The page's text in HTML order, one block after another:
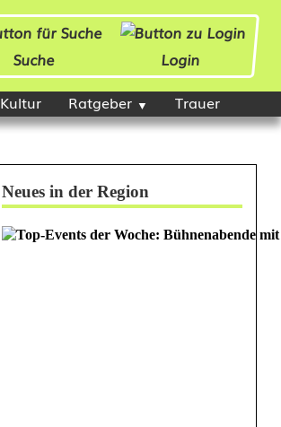
Suche Login
Kultur Ratgeber Trauer
Neues in der Region